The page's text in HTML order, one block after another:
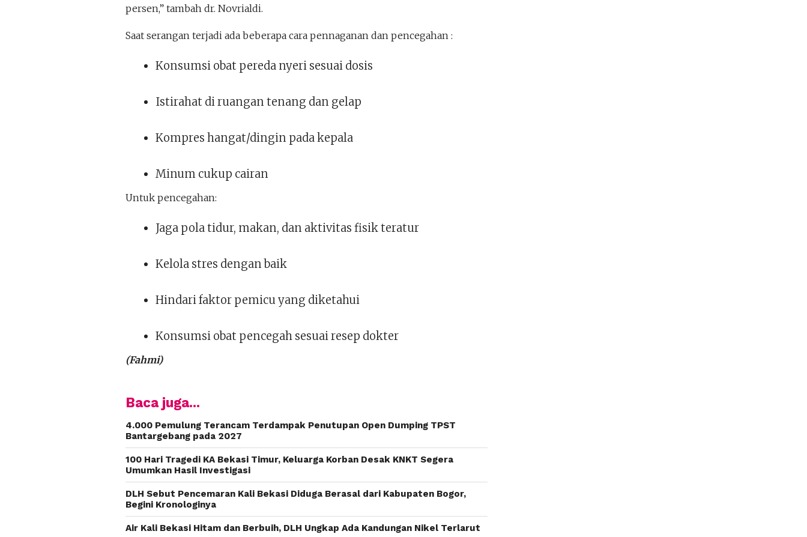
persen,” tambah dr. Novrialdi.
Saat serangan terjadi ada beberapa cara pennaganan dan pencegahan :
Konsumsi obat pereda nyeri sesuai dosis
Istirahat di ruangan tenang dan gelap
Kompres hangat/dingin pada kepala
Minum cukup cairan
Untuk pencegahan:
Jaga pola tidur, makan, dan aktivitas fisik teratur
Kelola stres dengan baik
Hindari faktor pemicu yang diketahui
Konsumsi obat pencegah sesuai resep dokter
(Fahmi)
Baca juga...
4.000 Pemulung Terancam Terdampak Penutupan Open Dumping TPST
Bantargebang pada 2027
100 Hari Tragedi KA Bekasi Timur, Keluarga Korban Desak KNKT Segera
Umumkan Hasil Investigasi
DLH Sebut Pencemaran Kali Bekasi Diduga Berasal dari Kabupaten Bogor,
Begini Kronologinya
Air Kali Bekasi Hitam dan Berbuih, DLH Ungkap Ada Kandungan Nikel Terlarut